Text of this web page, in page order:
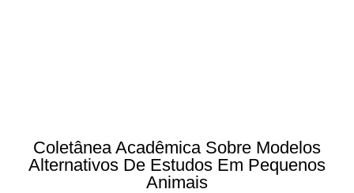
Coletânea Acadêmica Sobre Modelos
Alternativos De Estudos Em Pequenos
Animais